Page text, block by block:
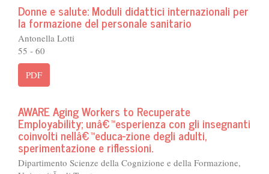
Donne e salute: Moduli didattici internazionali per
la formazione del personale sanitario
Antonella Lotti
55 - 60
PDF
AWARE Aging Workers to Recuperate
Employability; unâ€™esperienza con gli insegnanti
coinvolti nellâ€™educa-zione degli adulti,
sperimentazione e riflessioni.
Dipartimento Scienze della Cognizione e della Formazione,